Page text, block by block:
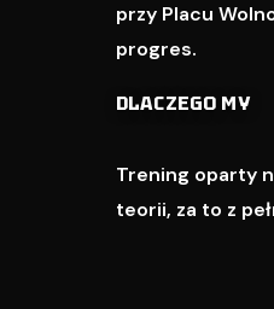
przy Placu
progres.
DLACZEGO MY
Trening oparty
teorii, za to z